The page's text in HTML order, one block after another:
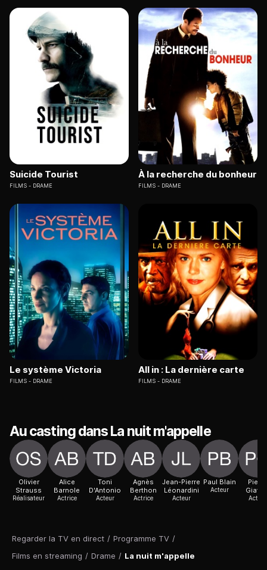
Regarder la TV en direct / Programme TV /
Films en streaming / Drame / La nuit m'appelle
Suicide Tourist
FILMS DRAME
À la recherche du bonheur
FILMS DRAME
Le système Victoria
FILMS DRAME
All in : La dernière carte
FILMS DRAME
Au casting dans La nuit m'appelle
Olivier
Strauss
Réalisateur
Alice
Barnole
Actrice
Toni
D'Antonio
Acteur
Agnès
Berthon
Actrice
Jean-Pierre
Léonardini
Acteur
Paul Blain
Acteur
Pierre
Acteur